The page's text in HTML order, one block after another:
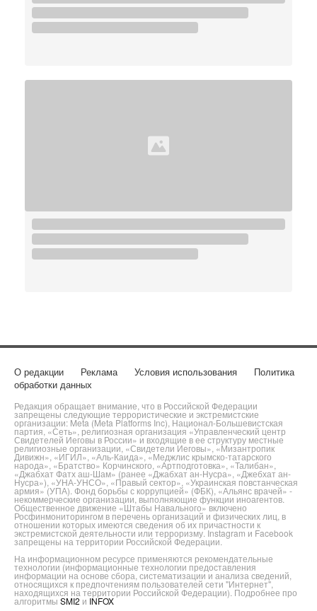
О редакции Реклама Условия использования
Политика
обработки данных
Редакция обращает внимание, что в Российской Федерации
запрещены следующие террористические и экстремистские
организации: Meta (Meta Platforms Inc), Национал-Большевистская
партия, «Сеть», религиозная организация «Управленческий центр
Свидетелей Иеговы в России» и входящие в ее структуру местные
религиозные организации, «Свидетели Иеговы», «Мизантропик
Дивижн», «ИГИЛ», «Аль-Каида», «Меджлис крымско-татарского
народа», «Братство» Корчинского, «Артподготовка», «Талибан»,
«Джабхат Фатх аш-Шам» (ранее «Джабхат ан-Нусра», «Джебхат ан-
Нусра»), «УНА-УНСО», «Правый сектор», «Украинская повстанческая
армия» (УПА). Фонд борьбы с коррупцией» (ФБК), «Альянс врачей» -
некоммерческие организации, выполняющие функции иноагентов.
Общественное движение «Штабы Навального» включено
Росфинмониторингом в перечень организаций и физических лиц, в
отношении которых имеются сведения об их причастности к
экстремистской деятельности или терроризму. Instagram и Facebook
запрещены на территории Российской Федерации.
На информационном ресурсе применяются рекомендательные
технологии (информационные технологии предоставления
информации на основе сбора, систематизации и анализа сведений,
относящихся к предпочтениям пользователей сети "Интернет",
находящихся на территории Российской Федерации). Подробнее про
алгоритмы SMI2 и INFOX